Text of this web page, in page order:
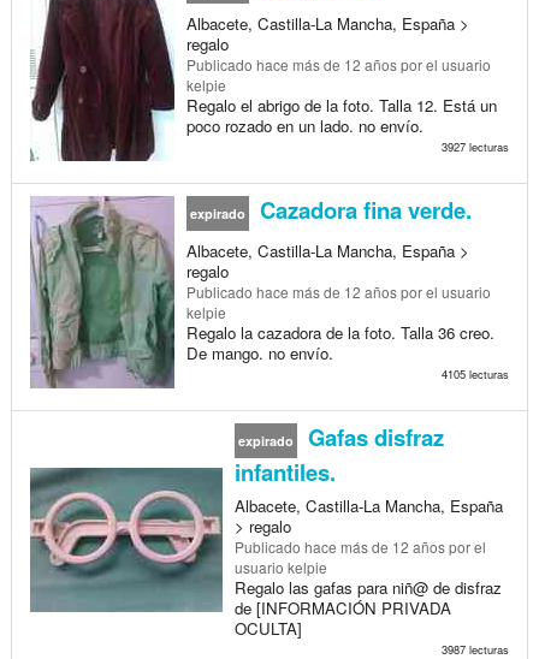
Albacete, Castilla-La Mancha, España >
regalo
Publicado hace más de 12 añospor el usuario
kelpie
Regalo el abrigo de la foto. Talla 12. Está un
poco rozado en un lado. no envío.
3927 lecturas
expirado Cazadora fina verde.
Albacete, Castilla-La Mancha, España >
regalo
Publicado hace más de 12 añospor el usuario
kelpie
Regalo la cazadora de la foto. Talla 36 creo.
De mango. no envío.
4105 lecturas
expirado
Gafas disfraz
infantiles.
Albacete, Castilla-La Mancha, España
> regalo
Publicado hace más de 12 añospor el
usuario kelpie
Regalo las gafas para niñ@ de disfraz
de [INFORMACIÓN PRIVADA
OCULTA]
3987 lecturas